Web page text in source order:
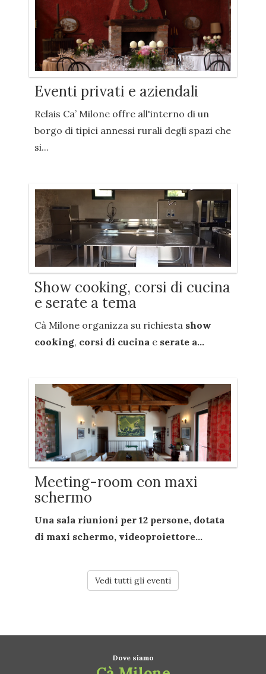
Eventi privati e aziendali
Relais Ca’ Milone offre all'interno di un
borgo di tipici annessi rurali degli spazi che
si...
Show cooking, corsi di cucina
e serate a tema
Cà Milone organizza su richiesta show
cooking, corsi di cucina e serate a...
Meeting-room con maxi
schermo
Una sala riunioni per 12 persone, dotata
di maxi schermo, videoproiettore...
Vedi tutti gli eventi
Dove siamo